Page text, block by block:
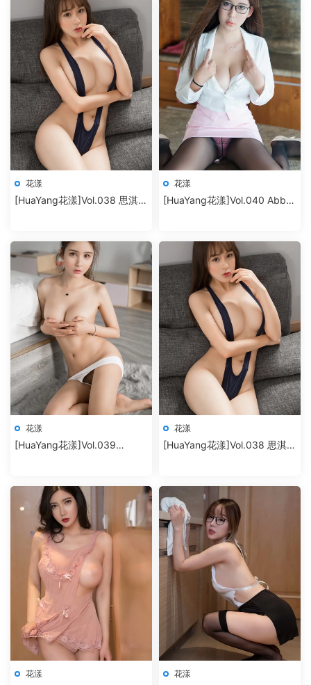
花漾
[HuaYang花漾]Vol.038 思淇
花漾
[HuaYang花漾]Vol.040 Abby
花漾
[HuaYang花漾]Vol.039
花漾
[HuaYang花漾]Vol.038 思淇
花漾 花漾